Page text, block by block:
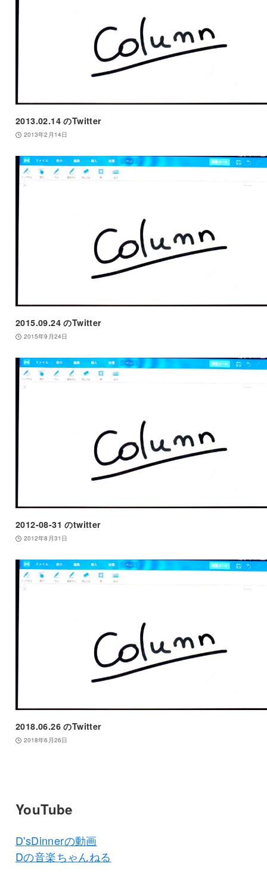
2013.02.14 のTwitter
2013年2月14日
2015.09.24 のTwitter
2015年9月24日
2012-08-31 のtwitter
2012年8月31日
2018.06.26 のTwitter
2018年6月26日
YouTube
D'sDinnerの動画
Dの音楽ちゃんねる